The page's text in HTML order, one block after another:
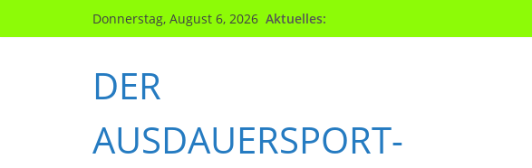
Inhalt
Donnerstag, August 6, 2026 Aktuelles:
DER
AUSDAUERSPORT-